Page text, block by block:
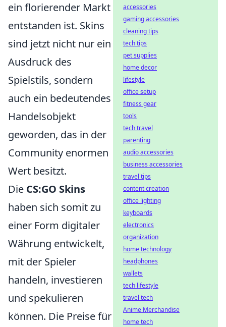
ein florierender Markt
entstanden ist. Skins
sind jetzt nicht nur ein
Ausdruck des
Spielstils, sondern
auch ein bedeutendes
Handelsobjekt
geworden, das in der
Community enormen
Wert besitzt.
Die CS:GO Skins
haben sich somit zu
einer Form digitaler
Währung entwickelt,
mit der Spieler
handeln, investieren
und spekulieren
können. Die Preise für
accessories
gaming accessories
cleaning tips
tech tips
pet supplies
home decor
lifestyle
office setup
fitness gear
tools
tech travel
parenting
audio accessories
business accessories
travel tips
content creation
office lighting
keyboards
electronics
organization
home technology
headphones
wallets
tech lifestyle
travel tech
Anime Merchandise
home tech